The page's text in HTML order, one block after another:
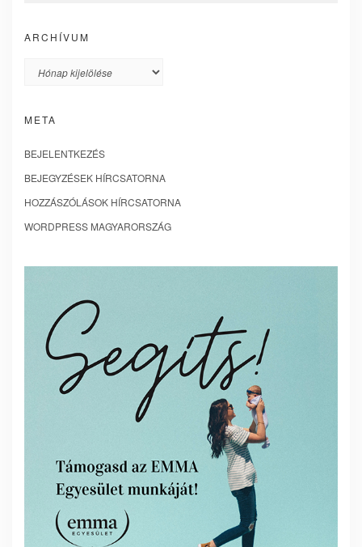
ARCHÍVUM
Archívum
META
BEJELENTKEZÉS
BEJEGYZÉSEK HÍRCSATORNA
HOZZÁSZÓLÁSOK HÍRCSATORNA
WORDPRESS MAGYARORSZÁG